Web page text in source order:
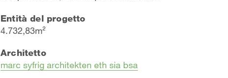
Entità del progetto
4.732,83m²
Architetto
marc syfrig architekten eth sia bsa